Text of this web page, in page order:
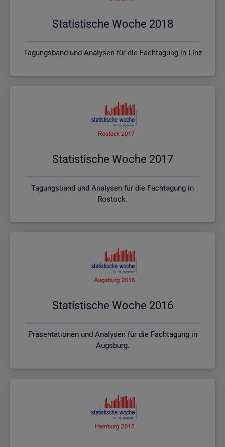
Sta­tis­ti­sche Woche 2018
Tagungsband und Analysen für die Fachtagung in Linz
Sta­tis­ti­sche Woche 2017
Tagungsband und Analysen für die Fachtagung in
Rostock.
Sta­tis­ti­sche Woche 2016
Präsentationen und Analysen für die Fachtagung in
Augsburg.